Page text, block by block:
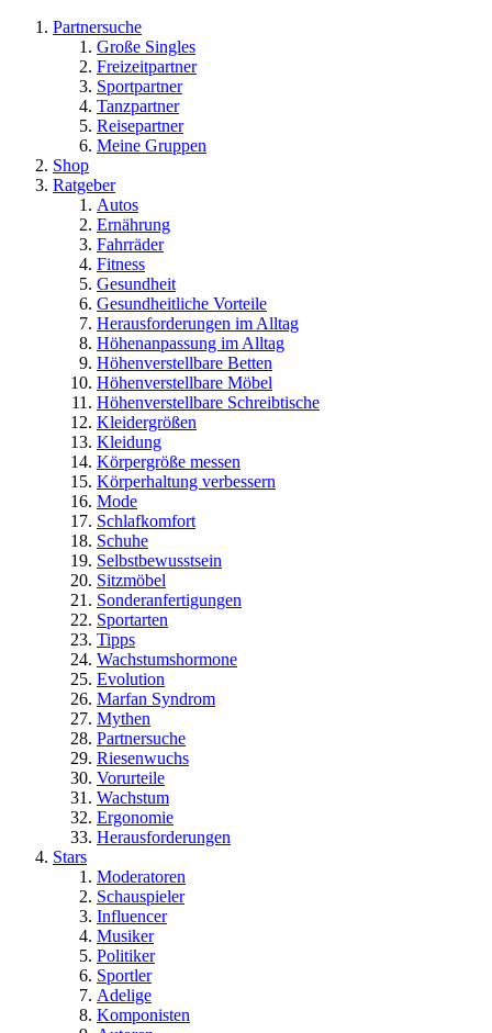
Partnersuche
Große Singles
Freizeitpartner
Sportpartner
Tanzpartner
Reisepartner
Meine Gruppen
Shop
Ratgeber
Autos
Ernährung
Fahrräder
Fitness
Gesundheit
Gesundheitliche Vorteile
Herausforderungen im Alltag
Höhenanpassung im Alltag
Höhenverstellbare Betten
Höhenverstellbare Möbel
Höhenverstellbare Schreibtische
Kleidergrößen
Kleidung
Körpergröße messen
Körperhaltung verbessern
Mode
Schlafkomfort
Schuhe
Selbstbewusstsein
Sitzmöbel
Sonderanfertigungen
Sportarten
Tipps
Wachstumshormone
Evolution
Marfan Syndrom
Mythen
Partnersuche
Riesenwuchs
Vorurteile
Wachstum
Ergonomie
Herausforderungen
Stars
Moderatoren
Schauspieler
Influencer
Musiker
Politiker
Sportler
Adelige
Komponisten